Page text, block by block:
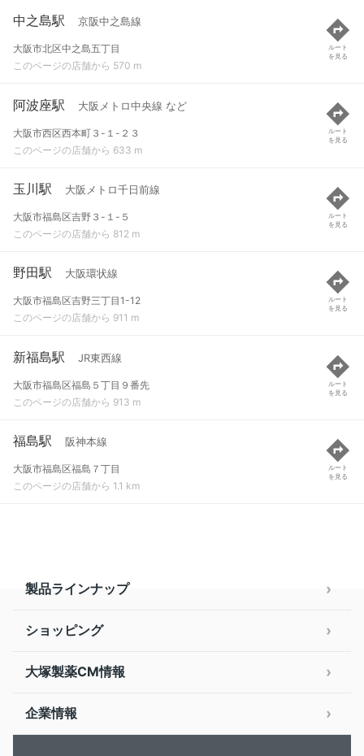
中之島駅 京阪中之島線
大阪市北区中之島五丁目
このページの店舗から 570 m
ルート
を見る
阿波座駅 大阪メトロ中央線 など
大阪市西区西本町３-１-２３
このページの店舗から 633 m
ルート
を見る
玉川駅 大阪メトロ千日前線
大阪市福島区吉野３-１-５
このページの店舗から 812 m
ルート
を見る
野田駅 大阪環状線
大阪市福島区吉野三丁目1-12
このページの店舗から 911 m
ルート
を見る
新福島駅 JR東西線
大阪市福島区福島５丁目９番先
このページの店舗から 913 m
ルート
を見る
福島駅 阪神本線
大阪市福島区福島７丁目
このページの店舗から 1.1 km
ルート
を見る
製品ラインナップ
ショッピング
大塚製薬CM情報
企業情報